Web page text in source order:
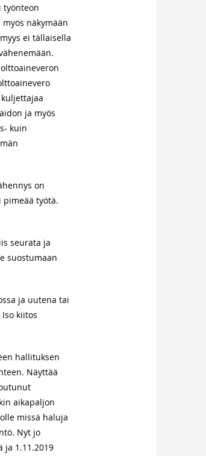
työnteon
näkymään
ei tällaisella
ja myös
kuin
on
työtä.
seurata ja
suostumaan
ja uutena tai
kiitos
hallituksen
Näyttää
aikapaljon
missä haluja
Nyt jo
ja 1.11.2019